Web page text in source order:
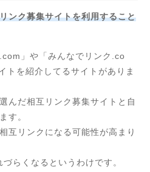
ンク募集サイトを利用すること
」や「みんなでリンク.co
トを紹介してるサイトがありま
んだ相互リンク募集サイトと自
す。
互リンクになる可能性が高まり
らくなるというわけです。